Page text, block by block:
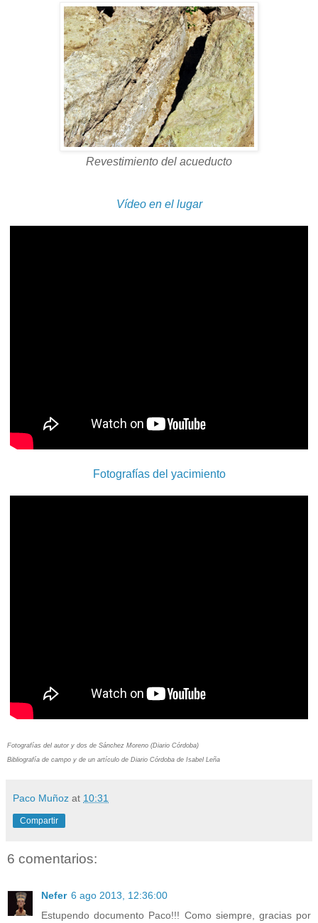
Revestimiento del acueducto
Vídeo en el lugar
Fotografías del yacimiento
Fotografías del autor y dos de Sánchez Moreno (Diario Córdoba)
Bibliografía de campo y de un artículo de Diario Córdoba de Isabel Leña
Paco Muñoz at 10:31
Compartir
6 comentarios:
Nefer 6 ago 2013, 12:36:00
Estupendo documento Paco!!! Como siempre, gracias por